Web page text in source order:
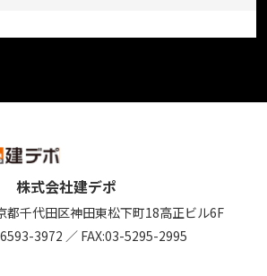
株式会社建デポ
都千代田区神田東松下町18高正ビル6F
3972 ／ FAX:03-5295-2995